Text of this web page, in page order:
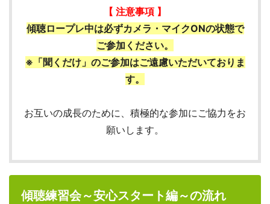
【 注意事項 】
傾聴ロープレ中は必ずカメラ・マイクONの状態で
ご参加ください。
※「聞くだけ」のご参加はご遠慮いただいておりま
す。
お互いの成長のために、積極的な参加にご協力をお
願いします。
傾聴練習会～安心スタート編～の流れ